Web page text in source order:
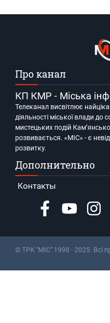
Про канал
КП КМР - Міська
Телеканал висвітлює
діяльності міської влади до
мистецьких подій
розвивається. «МІС» - є
розвитку.
Дополнительно
Контакты
© ТРК "МІС" 1998 - 2025. Всі